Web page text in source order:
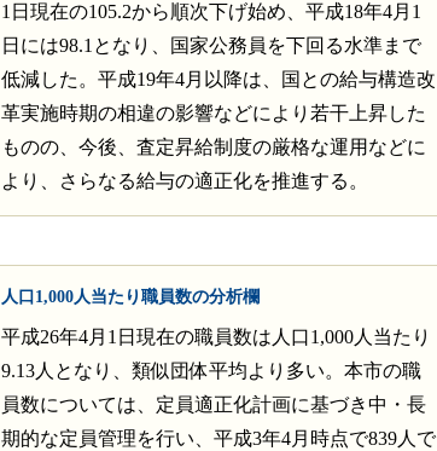
1日現在の105.2から順次下げ始め、平成18年4月1
日には98.1となり、国家公務員を下回る水準まで
低減した。平成19年4月以降は、国との給与構造改
革実施時期の相違の影響などにより若干上昇した
ものの、今後、査定昇給制度の厳格な運用などに
より、さらなる給与の適正化を推進する。
人口1,000人当たり職員数の分析欄
平成26年4月1日現在の職員数は人口1,000人当たり
9.13人となり、類似団体平均より多い。本市の職
員数については、定員適正化計画に基づき中・長
期的な定員管理を行い、平成3年4月時点で839人で